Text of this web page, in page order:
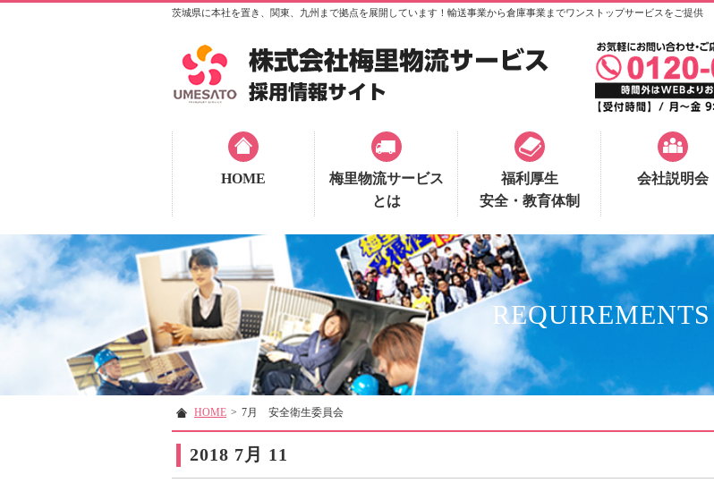
茨城県に本社を置き、関東、九州まで拠点を展開しています！輸送事業から倉庫事業までワンストップサービスをご提供
HOME
梅里物流サービス
とは
福利厚生
安全・教育体制
会社説明会
REQUIREMENTS
HOME > 7月 安全衛生委員会
2018 7月 11